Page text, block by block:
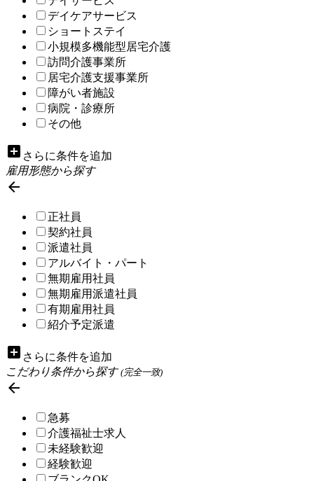
デイケアサービス
ショートステイ
小規模多機能型居宅介護
訪問介護事業所
居宅介護支援事業所
障がい者施設
病院・診療所
その他
add_box さらに条件を追加
雇用形態から探す

正社員
契約社員
派遣社員
アルバイト・パート
無期雇用社員
無期雇用派遣社員
有期雇用社員
紹介予定派遣
add_box さらに条件を追加
こだわり条件から探す(完全一致)

急募
介護福祉士求人
未経験歓迎
経験歓迎